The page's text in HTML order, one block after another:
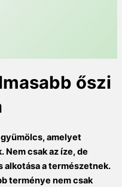
őszi
amelyet
Nem csak az íze, de
a természetnek.
terménye nem csak